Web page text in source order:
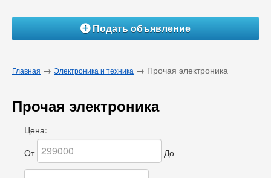
ÁПодать объявление
Главная → Электроника и техника → Прочая электроника
Прочая электроника
Цена:
От
До